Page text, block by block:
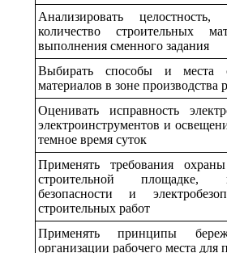
Анализировать целостность,
количество строительных
выполнения сменного задания
Выбирать способы и места
материалов в зоне производства
Оценивать исправность
электроинструментов и освещения
темное время суток
Применять требования охраны
строительной площадке,
безопасности и
строительных работ
Применять принципы
организации рабочего места для